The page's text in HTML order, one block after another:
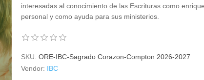
interesadas al conocimiento de las Escrituras como
personal y como ayuda para sus ministerios.
SKU: ORE-IBC-Sagrado Corazon-Compton 2026-2027
Vendor: IBC